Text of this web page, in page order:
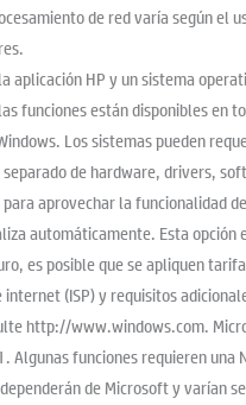
de red varía según el
aplicación HP y un sistema
funciones están disponibles en
Los sistemas pueden
de hardware, drivers,
para aprovechar la funcionalidad
automáticamente. Esta opción
es posible que se apliquen
internet (ISP) y requisitos
http://www.windows.com.
Algunas funciones requieren una
de Microsoft y varían